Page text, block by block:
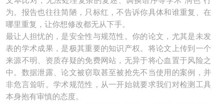
为。报告也往往简陋，只标红，不告诉你具体和谁重复、在
哪里重复，让你想修改都无从下手。
最让人担忧的，是安全性与规范性。你的论文，尤其是未发
表的学术成果，是极其重要的知识产权。将论文上传到一个
来源不明、资质存疑的免费网站，无异于将心血置于风险之
中。数据泄露、论文被窃取甚至被抢先不当使用的案例，并
非危言耸听。学术规范性，从一开始就要求我们对检测工具
本身抱有审慎的态度。